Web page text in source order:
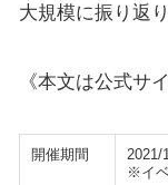
大規模に振り返り
《本文は公式サ
開催期間
2021/
※イ